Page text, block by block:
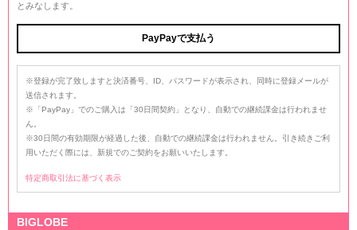
とみなします。
※登録が完了致しますと決済番号、ID、パスワードが表示され、同時に登録メールが
送信されます。
※「PayPay」でのご購入は「30日間契約」となり、自動での継続課金は行われませ
ん。
※30日間の有効期限が経過した後、自動での継続課金は行われません。引き続きご利
用いただく際には、新規でのご契約をお願いいたします。
特定商取引法に基づく表示
BIGLOBE